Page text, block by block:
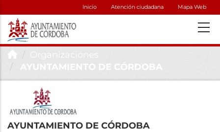
Inicio Atención ciudadana Mapa Web
Organizaciones
AYUNTAMIENTO DE CÓRDOBA
AYUNTAMIENTO DE CÓRDOBA